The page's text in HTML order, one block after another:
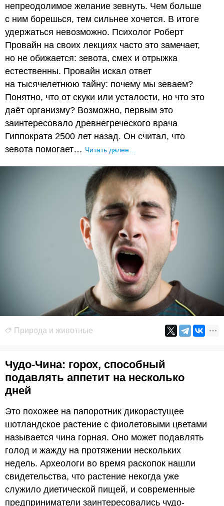
непреодолимое желание зевнуть. Чем больше
с ним борешься, тем сильнее хочется. В итоге
удержаться невозможно. Психолог Роберт
Провайн на своих лекциях часто это замечает,
но не обижается: зевота, смех и отрыжка
естественны. Провайн искал ответ
на тысячелетнюю тайну: почему мы зеваем?
Понятно, что от скуки или усталости, но что это
даёт организму? Возможно, первым это
заинтересовало древнегреческого врача
Гиппократа 2500 лет назад. Он считал, что
зевота помогает… Читать далее…
Природа и животные
Чудо-Чина: горох, способный
подавлять аппетит на несколько
дней
Это похожее на папоротник дикорастущее
шотландское растение с фиолетовыми цветами
называется чина горная. Оно может подавлять
голод и жажду на протяжении нескольких
недель. Археологи во время раскопок нашли
свидетельства, что растение некогда уже
служило диетической пищей, и современные
предприниматели заинтересовались чудо-